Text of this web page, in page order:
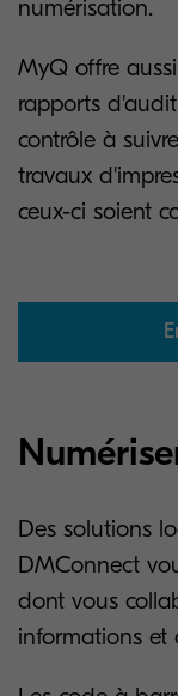
numérisation.
MyQ offre
rapports
contrôle à
travaux
ceux-ci soient
Des solutions
DMConnect
dont vous
informations et